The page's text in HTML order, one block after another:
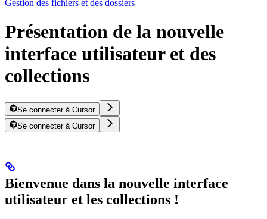
Gestion des fichiers et des dossiers
Présentation de la nouvelle
interface utilisateur et des
collections
Se connecter à Cursor
Se connecter à Cursor
Bienvenue dans la nouvelle interface
utilisateur et les collections !